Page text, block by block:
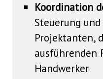
Koordination
Steuerung
Projektanten,
ausführenden
Handwerker